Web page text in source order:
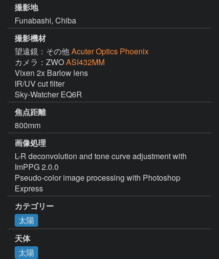
撮影地
Funabashi, Chiba
撮影機材
望遠鏡：その他Acuter Optics Phoenix
カメラ：ZWOASI432MM
Vixen 2x Barlow lens
IR/UV cut filter
Sky-Watcher EQ6R
焦点距離
800mm
画像処理
L-R deconvolution and tone curve adjustment with
ImPPG 2.0.0
Pseudo-color image processing with Photoshop
カテゴリー
太陽
天体
太陽